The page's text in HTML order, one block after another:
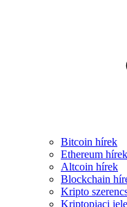
Bitcoin hírek
Ethereum hírek
Altcoin hírek
Blockchain
Kripto
Kriptopiaci